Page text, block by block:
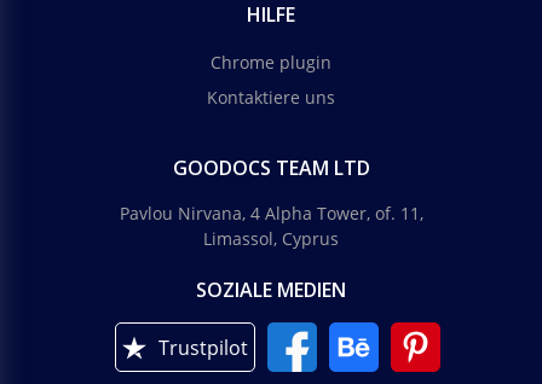
HILFE
Chrome plugin
Kontaktiere uns
GOODOCS TEAM LTD
Pavlou Nirvana, 4 Alpha Tower, of. 11,
Limassol, Cyprus
SOZIALE MEDIEN
Trustpilot